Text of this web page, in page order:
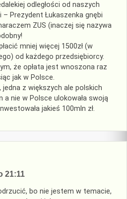
odległości od naszych
– Prezydent Łukaszenka gnębi
ZUS (inaczej się nazywa
mniej więcej 1500zł (w
od każdego przedsiębiorcy.
że opłata jest wnoszona raz
jak w Polsce.
jedna z większych ale polskich
a nie w Polsce ulokowała swoją
jakieś 100mln zł.
21:11
bo nie jestem w temacie,